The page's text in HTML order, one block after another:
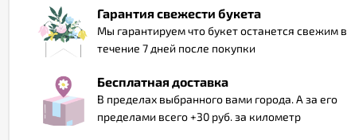
Гарантия свежести букета
Мы гарантируем что букет останется свежим в
течение 7 дней после покупки
Бесплатная доставка
В пределах выбранного вами города. А за его
пределами всего +30 руб. за километр